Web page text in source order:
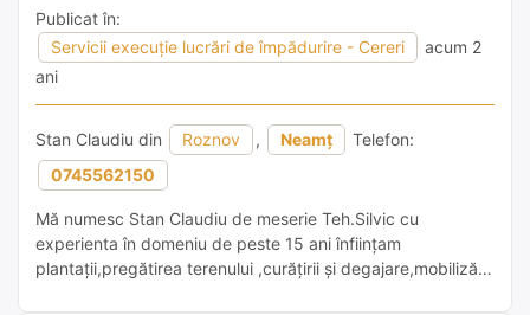
Publicat în:
Servicii execuție lucrări de împădurire - Cereri
acum 2
ani
Stan Claudiu din Roznov , Neamț
Telefon:
0745562150
Mă numesc Stan Claudiu de meserie Teh.Silvic cu
experienta în domeniu de peste 15 ani înființam
plantații,pregătirea terenului ,curățirii și degajare,mobilizării